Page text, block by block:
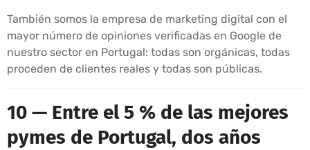
También somos la empresa de marketing digital con el
mayor número de opiniones verificadas en Google de
nuestro sector en Portugal: todas son orgánicas, todas
proceden de clientes reales y todas son públicas.
10 — Entre el 5 % de las mejores
pymes de Portugal, dos años